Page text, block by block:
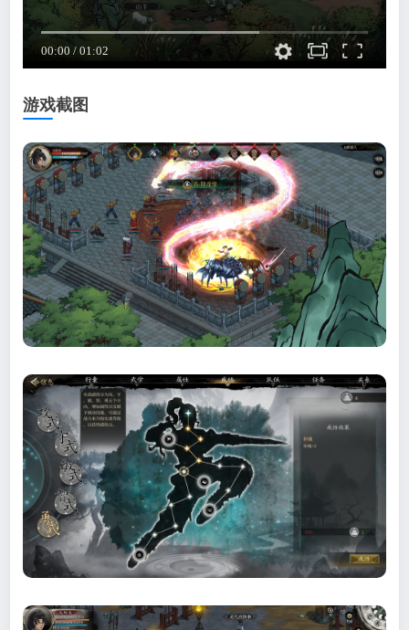
游戏截图